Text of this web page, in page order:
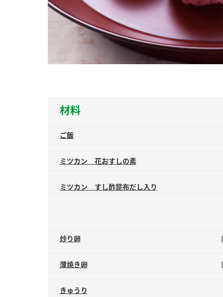
材料
ご飯
ミツカン 花おすしの素
ミツカン すし酢昆布だし入り
炒り卵
薄焼き卵
きゅうり